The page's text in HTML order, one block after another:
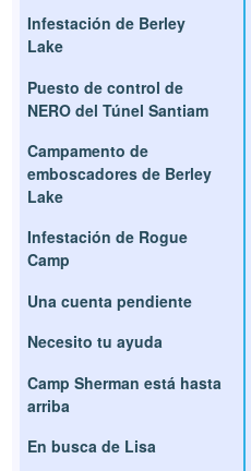
Infestación de Berley
Lake
Puesto de control de
NERO del Túnel Santiam
Campamento de
emboscadores de Berley
Lake
Infestación de Rogue
Camp
Una cuenta pendiente
Necesito tu ayuda
Camp Sherman está hasta
arriba
En busca de Lisa